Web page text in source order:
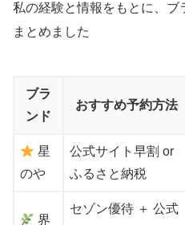
私の経験と情報をもとに、
まとめました
ブラ
ンド
おすすめ予約方法
星
のや
公式サイト早割 or
ふるさと納税
界
セゾン優待 ＋ 公式